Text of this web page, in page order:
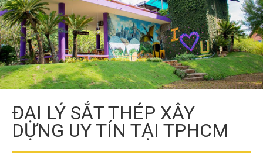
ĐẠI LÝ SẮT THÉP XÂY
DỰNG UY TÍN TẠI TPHCM